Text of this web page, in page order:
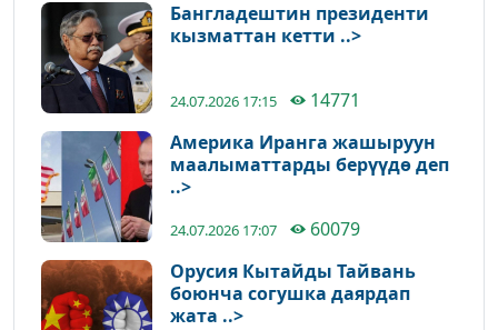
Бангладештин президенти
кызматтан кетти ..>
24.07.2026 17:15
14771
Америка Иранга жашыруун
маалыматтарды берүүдө деп
..>
24.07.2026 17:07
60079
Орусия Кытайды Тайвань
боюнча согушка даярдап
жата ..>